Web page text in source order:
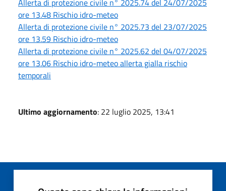
ore 13.48 Rischio idro-meteo
Allerta di protezione civile n° 2025.73 del 23/07/2025
ore 13.59 Rischio idro-meteo
Allerta di protezione civile n° 2025.62 del 04/07/2025
ore 13.06 Rischio idro-meteo allerta gialla rischio
temporali
Ultimo aggiornamento: 22 luglio 2025, 13:41